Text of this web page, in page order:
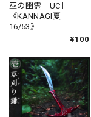
巫の幽霊［UC］
《KANNAGI夏
16/53》
¥100